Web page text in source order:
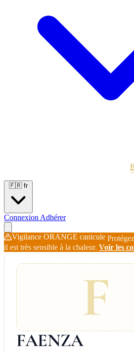
🇫🇷 fr
Connexion Adhérer
Vigilance ORANGE canicule
il est très sensible à la chaleur. Voir les
F
FAENZA